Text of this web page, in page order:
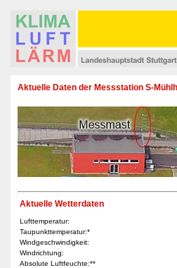
Aktuelle Daten der Messstation S-
Aktuelle Wetterdaten
Lufttemperatur:
Taupunkttemperatur:*
Windgeschwindigkeit:
Windrichtung:
Absolute Luftfeuchte:**